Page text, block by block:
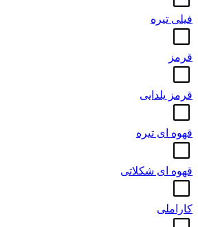
فیلی تیره
قرمز
قرمز یلدایی
قهوه ای تیره
قهوه ای شکلاتی
کاراملی